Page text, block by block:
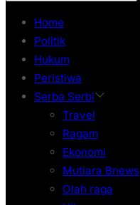
Home
Politik
Hukum
Peristiwa
Serba Serbi
Travel
Ragam
Ekonomi
Mutiara Bnews
Olah raga